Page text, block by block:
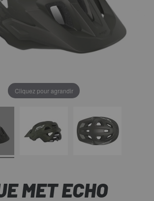
Cliquez pour agrandir
MET ECHO